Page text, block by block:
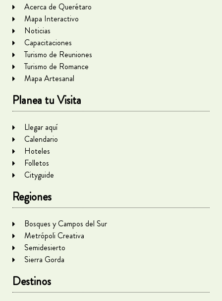
Acerca de Querétaro
Mapa Interactivo
Noticias
Capacitaciones
Turismo de Reuniones
Turismo de Romance
Mapa Artesanal
Planea tu Visita
Llegar aquí
Calendario
Hoteles
Folletos
Cityguide
Regiones
Bosques y Campos del Sur
Metrópoli Creativa
Semidesierto
Sierra Gorda
Destinos